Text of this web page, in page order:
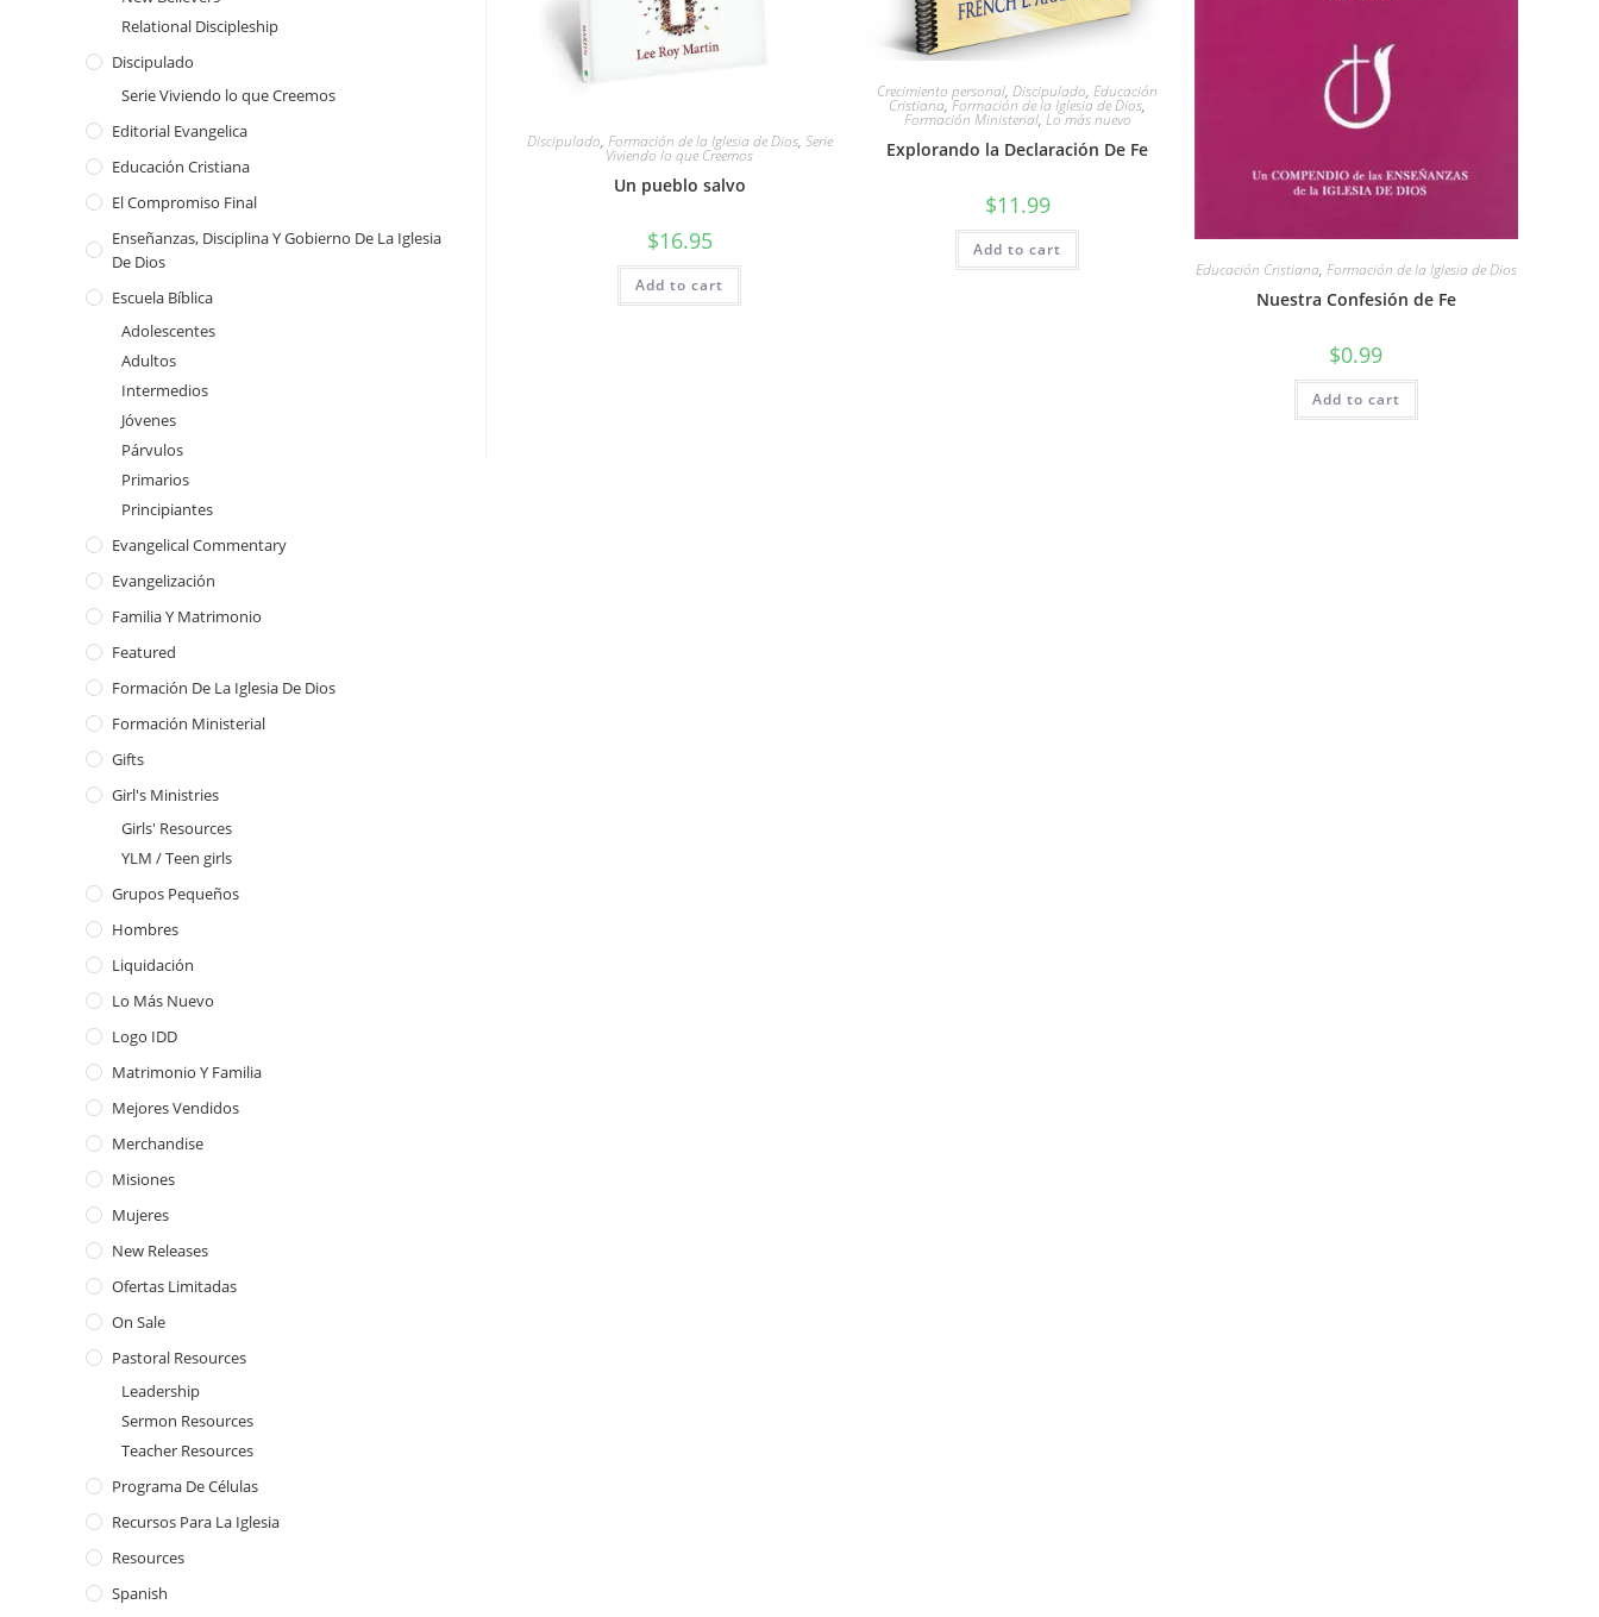
Discipulado, Formación de la Iglesia de Dios, Serie
Viviendo lo que Creemos
Un pueblo salvo
$16.95
Add to cart
Crecimiento personal,Discipulado,Educación
Cristiana,Formación de la Iglesia de Dios,
Formación Ministerial, Lo más nuevo
Explorando la Declaración De Fe
$11.99
Add to cart
Educación Cristiana, Formación de la Iglesia de Dios
Nuestra Confesión de Fe
$0.99
Add to cart
Relational Discipleship
Discipulado
Serie Viviendo lo que Creemos
Editorial Evangelica
Educación Cristiana
El Compromiso Final
Enseñanzas, Disciplina Y Gobierno De La Iglesia
De Dios
Escuela Bíblica
Adolescentes
Adultos
Intermedios
Jóvenes
Párvulos
Primarios
Principiantes
Evangelical Commentary
Evangelización
Familia Y Matrimonio
Featured
Formación De La Iglesia De Dios
Formación Ministerial
Gifts
Girl's Ministries
Girls' Resources
YLM / Teen girls
Grupos Pequeños
Hombres
Liquidación
Lo Más Nuevo
Logo IDD
Matrimonio Y Familia
Mejores Vendidos
Merchandise
Misiones
Mujeres
New Releases
Ofertas Limitadas
On Sale
Pastoral Resources
Leadership
Sermon Resources
Teacher Resources
Programa De Células
Recursos Para La Iglesia
Resources
Spanish